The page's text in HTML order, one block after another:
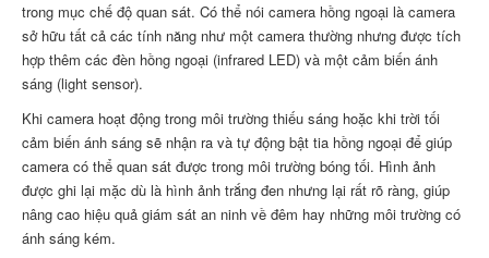
trong mục chế độ quan sát. Có thể nói camera hồng ngoại là camera
sở hữu tất cả các tính năng như một camera thường nhưng được tích
hợp thêm các đèn hồng ngoại (infrared LED) và một cảm biến ánh
sáng (light sensor).
Khi camera hoạt động trong môi trường thiếu sáng hoặc khi trời tối
cảm biến ánh sáng sẽ nhận ra và tự động bật tia hồng ngoại để giúp
camera có thể quan sát được trong môi trường bóng tối. Hình ảnh
được ghi lại mặc dù là hình ảnh trắng đen nhưng lại rất rõ ràng, giúp
nâng cao hiệu quả giám sát an ninh về đêm hay những môi trường có
ánh sáng kém.